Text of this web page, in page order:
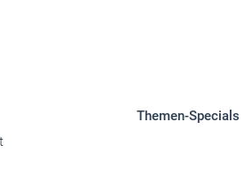
Themen-Specials